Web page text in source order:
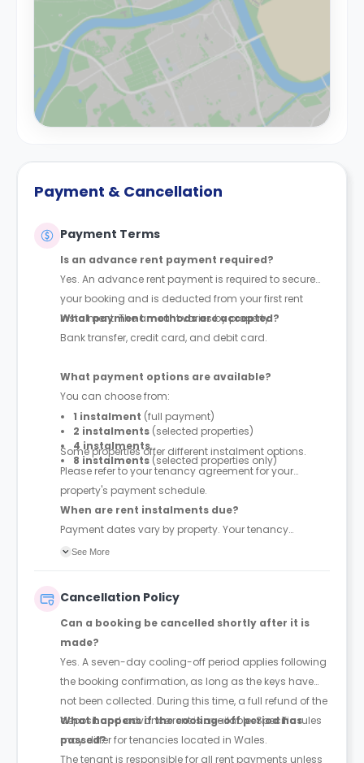
Payment & Cancellation
Payment Terms
Is an advance rent payment required?
Yes. An advance rent payment is required to secure
your booking and is deducted from your first rent
instalment. The amount varies by property.
What payment methods are accepted?
Bank transfer, credit card, and debit card.
What payment options are available?
You can choose from:
1 instalment (full payment)
2 instalments (selected properties)
4 instalments
8 instalments (selected properties only)
Some properties offer different instalment options.
Please refer to your tenancy agreement for your
property's payment schedule.
When are rent instalments due?
Payment dates vary by property. Your tenancy
agreement will confirm the exact instalment dates.
See More
Cancellation Policy
Can a booking be cancelled shortly after it is
made?
Yes. A seven-day cooling-off period applies following
the booking confirmation, as long as the keys have
not been collected. During this time, a full refund of the
deposit and advance rent is available. Specific rules
may differ for tenancies located in Wales.
What happens if the cooling-off period has
passed?
The tenant is responsible for all rent payments unless